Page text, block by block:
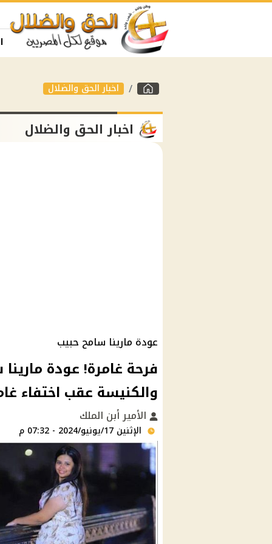
اخبار الحق والضلال
اخبار الحق والضلال
عودة مارينا سامح حبيب
فرحة غامرة! عودة
والكنيسة عقب اختفاء
الأمير أبن الملك
الإثنين 17/يونيو/2024 - 07:32 م